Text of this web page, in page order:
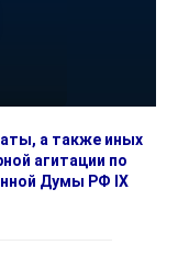
а также иных
агитации по
Думы РФ IX